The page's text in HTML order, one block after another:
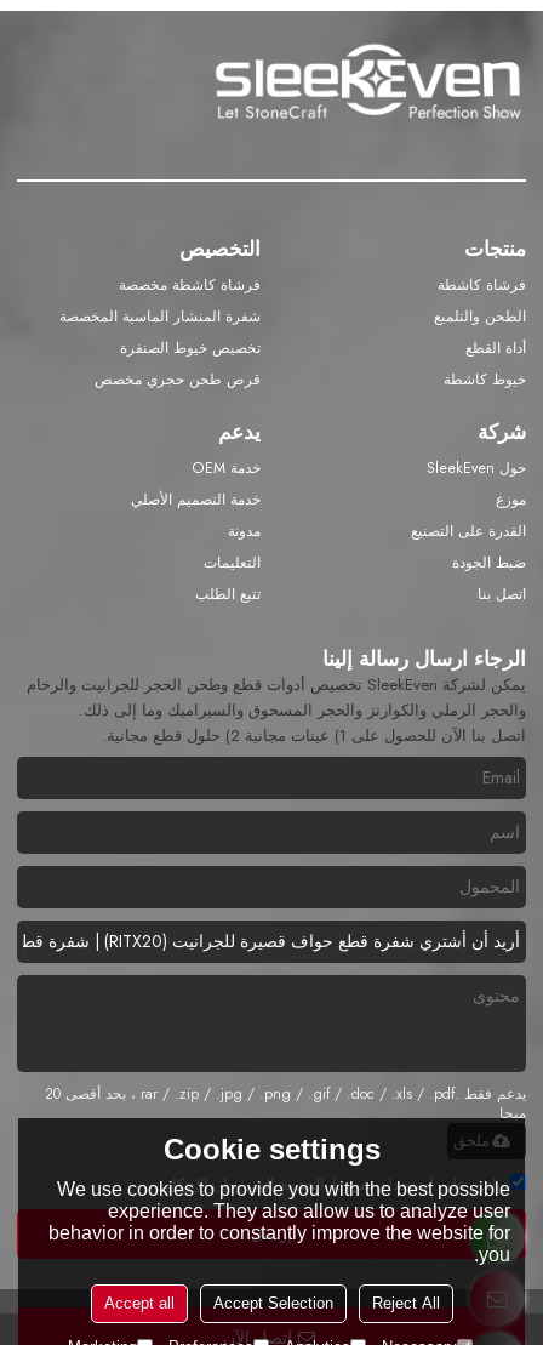
اتصل الآن
منتجات
فرشاة كاشطة
الطحن والتلميع
أداة القطع
خيوط كاشطة
التخصيص
فرشاة كاشطة مخصصة
شفرة المنشار الماسية المخصصة
تخصيص خيوط الصنفرة
قرص طحن حجري مخصص
شركة
حول SleekEven
موزع
القدرة على التصنيع
ضبط الجودة
اتصل بنا
يدعم
خدمة OEM
خدمة التصميم الأصلي
مدونة
التعليمات
تتبع الطلب
الرجاء ارسال رسالة إلينا
يمكن لشركة SleekEven تخصيص أدوات قطع وطحن الحجر للجرانيت والرخام
والحجر الرملي والكوارتز والحجر المسحوق والسيراميك وما إلى ذلك.
اتصل بنا الآن للحصول على 1) عينات مجانية 2) حلول قطع مجانية.
يدعم فقط .rar / .zip / .jpg / .png / .gif / .doc / .xls / .pdf ، بحد أقصى 20
ميجا
ملحق
توافق على استخدام شروط الخدمة,الشروط والاحكام
إرسال
Cookie settings
We use cookies to provide you with the best possible
experience. They also allow us to analyze user
behavior in order to constantly improve the website for
you.
Reject All
Accept Selection
Accept all